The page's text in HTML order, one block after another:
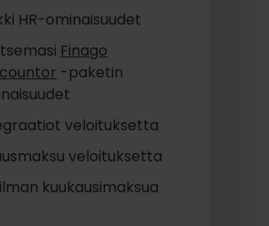
HR-ominaisuudet
Finago
-paketin
veloituksetta
veloituksetta
kuukausimaksua